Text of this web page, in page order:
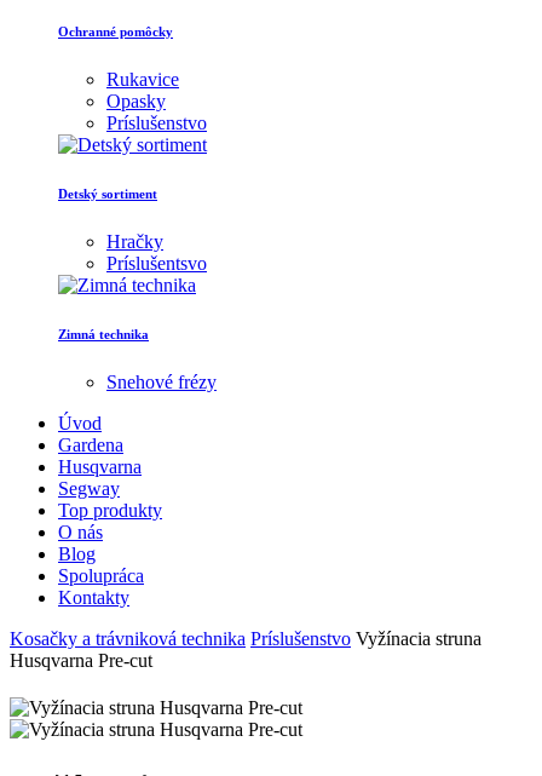
Ochranné pomôcky
Rukavice
Opasky
Príslušenstvo
Detský sortiment
Hračky
Príslušentsvo
Zimná technika
Snehové frézy
Úvod
Gardena
Husqvarna
Segway
Top produkty
O nás
Blog
Spolupráca
Kontakty
Kosačky a trávniková technika Príslušenstvo Vyžínacia struna
Husqvarna Pre-cut